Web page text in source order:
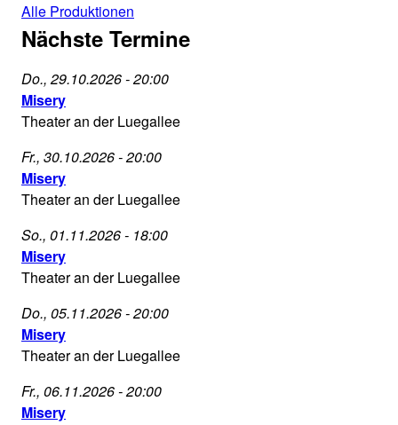
Alle Produktionen
Nächste Termine
Misery
Theater
an
Luegallee
29.10.2026
-
20:00
Do., 29.10.2026 - 20:00
Misery
Theater an der Luegallee
Misery
Theater
an
Luegallee
30.10.2026
-
20:00
Fr., 30.10.2026 - 20:00
Misery
Theater an der Luegallee
Misery
Theater
an
Luegallee
01.11.2026
-
18:00
So., 01.11.2026 - 18:00
Misery
Theater an der Luegallee
Misery
Theater
an
Luegallee
05.11.2026
Do., 05.11.2026 - 20:00
Misery
Theater an der Luegallee
Misery
Theater
Fr., 06.11.2026 - 20:00
Misery